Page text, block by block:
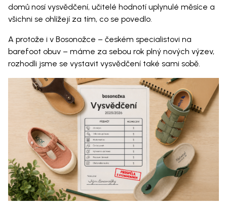
domů nosí vysvědčení, učitelé hodnotí uplynulé měsíce a
všichni se ohlížejí za tím, co se povedlo.
A protože i v Bosonožce – českém specialistovi na
barefoot obuv – máme za sebou rok plný nových výzev,
rozhodli jsme se vystavit vysvědčení také sami sobě.